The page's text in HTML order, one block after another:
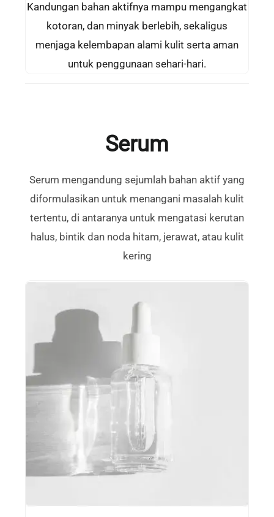
Kandungan bahan aktifnya mampu mengangkat
kotoran, dan minyak berlebih, sekaligus
menjaga kelembapan alami kulit serta aman
untuk penggunaan sehari-hari.
Serum
Serum mengandung sejumlah bahan aktif yang
diformulasikan untuk menangani masalah kulit
tertentu, di antaranya untuk mengatasi kerutan
halus, bintik dan noda hitam, jerawat, atau kulit
kering